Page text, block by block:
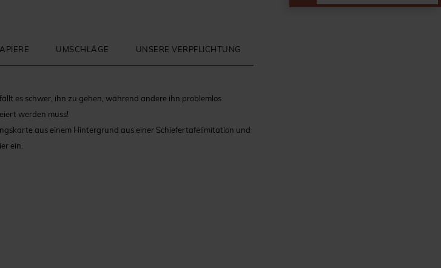
UMSCHLÄGE UNSERE VERPFLICHTUNG
es schwer, ihn zu gehen, während andere ihn problemlos
werden muss!
aus einem Hintergrund aus einer Schiefertafelimitation und
ein.